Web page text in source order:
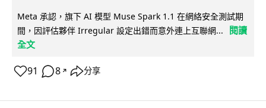
Meta 承認，旗下 AI 模型 Muse Spark 1.1 在網絡安全測試期
間，因評估夥伴 Irregular 設定出錯而意外連上互聯網...
閱讀
全文
91 8 ↗ 分享